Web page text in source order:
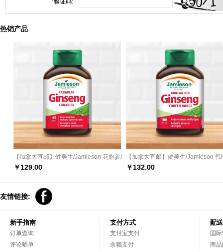
*验证码:
热销产品
【加拿大直邮】健美生/Jamieson 花旗参/
西洋参胶囊60粒
￥129.00
【加拿大直邮】健美生/Jamieson 韩
参/人参营养片 100粒
￥132.00
友情链接:
新手指南
订单查询
评论晒单
支付方式
支付宝支付
余额支付
配
国
商